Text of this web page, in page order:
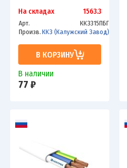
На складах 1563.3
Арт.
ККЗ315ПБГ
Произв. ККЗ (Калужский Завод)
В КОРЗИНУ
В наличии
77 ₽